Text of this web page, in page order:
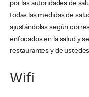
por las autoridades de
todas las medidas de
ajustándolas según
enfocados en la salud y
restaurantes y de
Wifi